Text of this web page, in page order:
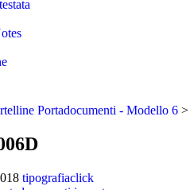
Portadocumenti - Modello 6 >
tipografiaclick